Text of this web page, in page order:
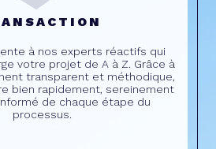
à nos experts réactifs qui
votre projet de A à Z. Grâce à
transparent et méthodique,
bien rapidement, sereinement
de chaque étape du